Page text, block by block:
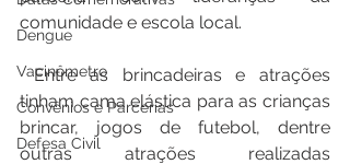
Dengue
Vacinômetro
Convênios e Parcerias
Defesa Civil
comunidade e escola local.
Entre as brincadeiras e atrações
tinham cama elástica para as crianças
brincar, jogos de futebol, dentre
outras atrações realizadas